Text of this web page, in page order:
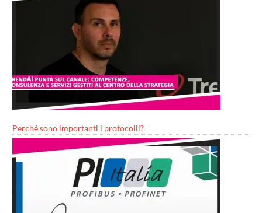
Perché sono importanti i protocolli?